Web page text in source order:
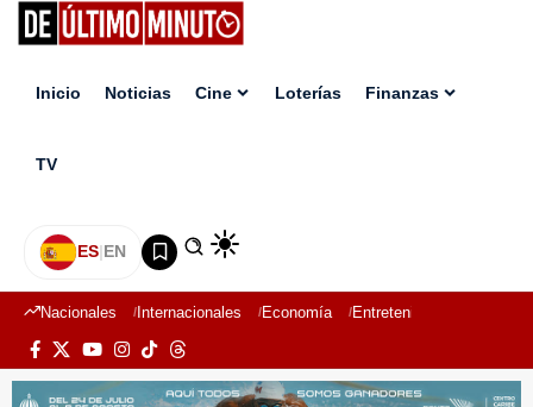
Inicio Noticias Cine Loterías Finanzas
TV
ES|EN
Nacionales Internacionales Economía Entretenimiento